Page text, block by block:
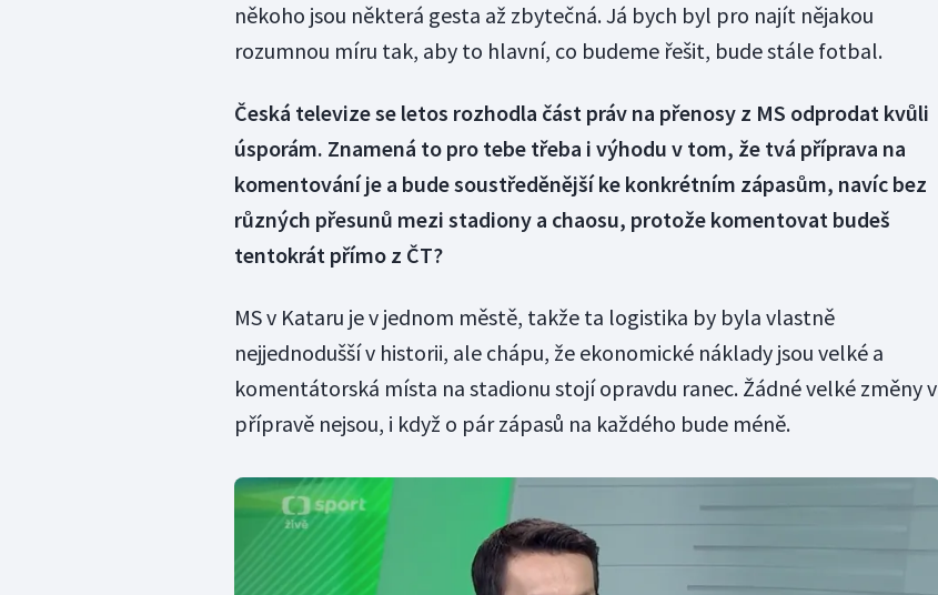
někoho jsou některá gesta až zbytečná. Já bych byl pro najít nějakou
rozumnou míru tak, aby to hlavní, co budeme řešit, bude stále fotbal.
Česká televize se letos rozhodla část práv na přenosy z MS odprodat kvůli
úsporám. Znamená to pro tebe třeba i výhodu v tom, že tvá příprava na
komentování je a bude soustředěnější ke konkrétním zápasům, navíc bez
různých přesunů mezi stadiony a chaosu, protože komentovat budeš
tentokrát přímo z ČT?
MS v Kataru je v jednom městě, takže ta logistika by byla vlastně
nejjednodušší v historii, ale chápu, že ekonomické náklady jsou velké a
komentátorská místa na stadionu stojí opravdu ranec. Žádné velké změny v
přípravě nejsou, i když o pár zápasů na každého bude méně.